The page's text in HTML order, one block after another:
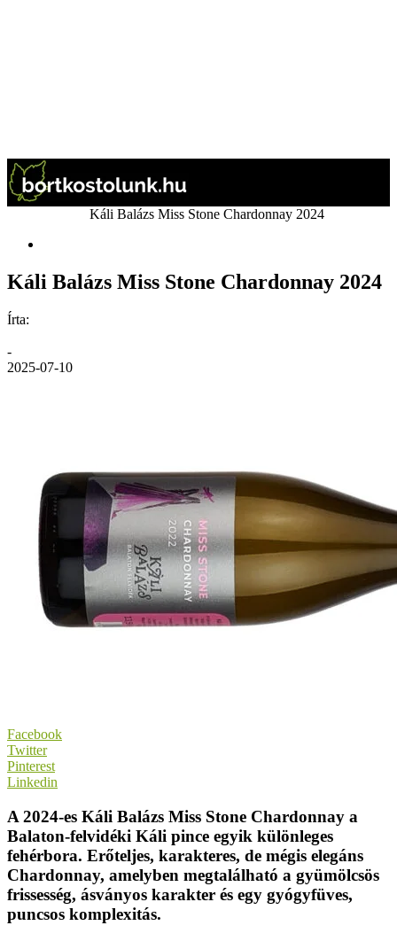
Káli Balázs Miss Stone Chardonnay 2024
Káli Balázs Miss Stone Chardonnay 2024
Írta:
-
2025-07-10
Facebook
Twitter
Pinterest
Linkedin
A 2024-es Káli Balázs Miss Stone Chardonnay a
Balaton-felvidéki Káli pince egyik különleges
fehérbora. Erőteljes, karakteres, de mégis elegáns
Chardonnay, amelyben megtalálható a gyümölcsös
frissesség, ásványos karakter és egy gyógyfüves,
puncsos komplexitás.